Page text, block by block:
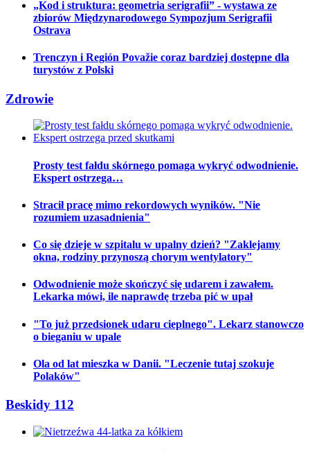
„Kod i struktura: geometria serigrafii” - wystawa ze
zbiorów Międzynarodowego Sympozjum Serigrafii
Ostrava
Trenczyn i Región Považie coraz bardziej dostępne dla
turystów z Polski
Zdrowie
Prosty test fałdu skórnego pomaga wykryć odwodnienie.
Ekspert ostrzega…
Stracił pracę mimo rekordowych wyników. "Nie
rozumiem uzasadnienia"
Co się dzieje w szpitalu w upalny dzień? "Zaklejamy
okna, rodziny przynoszą chorym wentylatory"
Odwodnienie może skończyć się udarem i zawałem.
Lekarka mówi, ile naprawdę trzeba pić w upał
"To już przedsionek udaru cieplnego". Lekarz stanowczo
o bieganiu w upale
Ola od lat mieszka w Danii. "Leczenie tutaj szokuje
Polaków"
Beskidy 112